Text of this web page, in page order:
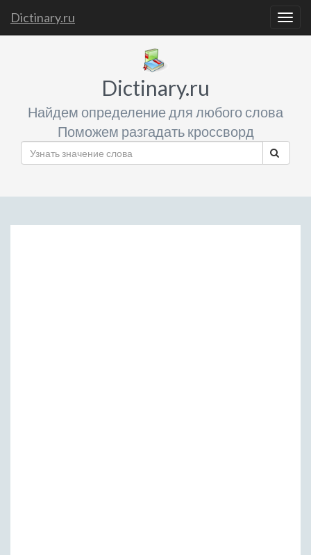
Dictinary.ru
Dictinary.ru
Найдем определение для любого слова
Поможем разгадать кроссворд